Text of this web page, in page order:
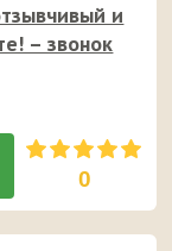
и
– звонок
0